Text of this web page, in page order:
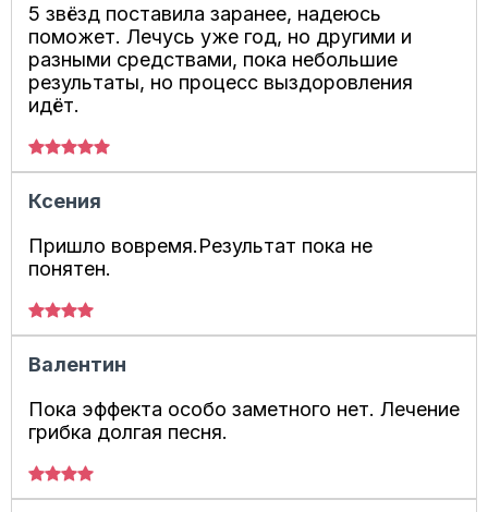
5 звёзд поставила заранее, надеюсь
поможет. Лечусь уже год, но другими и
разными средствами, пока небольшие
результаты, но процесс выздоровления
идёт.
Ксения
Пришло вовремя.Результат пока не
понятен.
Валентин
Пока эффекта особо заметного нет. Лечение
грибка долгая песня.